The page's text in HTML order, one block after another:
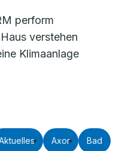
perform
verstehen
Klimaanlage
Axor Bad